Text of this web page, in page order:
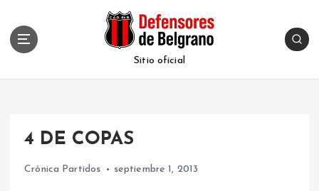
Sitio oficial
4 DE COPAS
Crónica Partidos septiembre 1, 2013